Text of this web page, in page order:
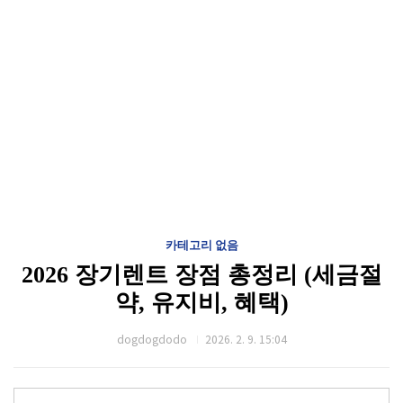
카테고리 없음
2026 장기렌트 장점 총정리 (세금절
약, 유지비, 혜택)
dogdogdodo 2026. 2. 9. 15:04